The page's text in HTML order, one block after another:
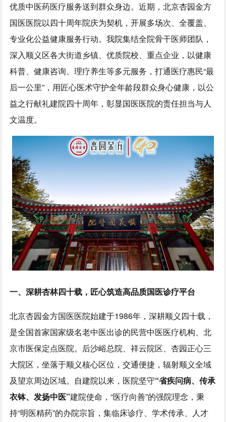
优质中医药医疗服务送到群众身边。近期，北京杏园金方
国医医院以四十周年院庆为契机，开展多场次、全覆盖、
专业化公益健康服务行动。我院集结全院骨干医师团队，
深入顺义区各大街道乡镇、优质院校、重点企业，以健康
科普、健康咨询、理疗养生等多元服务，打通医疗惠民“最
后一公里”，用匠心医术守护全年龄段群众身心健康，以公
益之行献礼建院四十周年，彰显国医医院的责任担当与人
文温度。
一、深耕杏林四十载，匠心筑造高品质国医诊疗平台
北京杏园金方国医医院始建于1986年，深耕顺义四十载，
是全国首家国家级名老中医出诊的民营中医医疗机构、北
京市医保定点医院。后沙峪总院、祥云院区、杏园正心三
大院区，坐落于顺义核心区位，交通便捷，辐射顺义全域
及望京周边区域。自建院以来，医院坚守“省疾问病、传承
衣钵、发扬中医”建院使命，“医疗向善”的强院理念，秉
持“明医精药”的办院宗旨，集临床诊疗、学术传承、人才